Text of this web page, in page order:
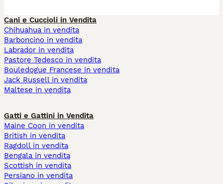
Cani e Cuccioli in Vendita
Chihuahua in vendita
Barboncino in vendita
Labrador in vendita
Pastore Tedesco in vendita
Bouledogue Francese in vendita
Jack Russell in vendita
Maltese in vendita
Gatti e Gattini in Vendita
Maine Coon in vendita
British in vendita
Ragdoll in vendita
Bengala in vendita
Scottish in vendita
Persiano in vendita